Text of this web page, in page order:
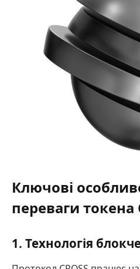
Ключові
переваги токена
1. Технологія